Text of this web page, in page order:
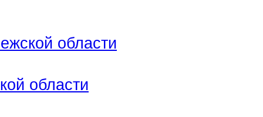
области
области